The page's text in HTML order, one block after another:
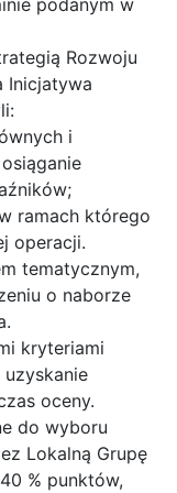
Rozwoju
Inicjatywa
i
ramach którego
operacji.
tematycznym,
o naborze
kryteriami
oceny.
do wyboru
Lokalną Grupę
% punktów,